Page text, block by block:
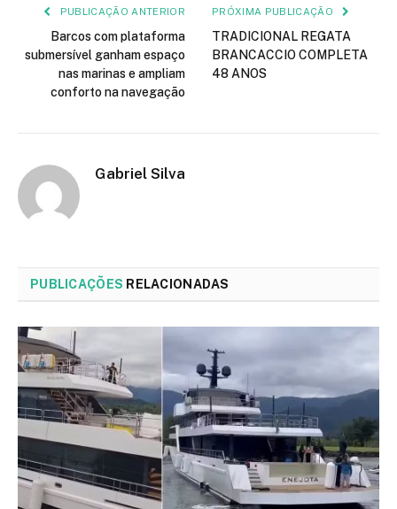
PUBLICAÇÃO ANTERIOR
Barcos com plataforma
submersível ganham espaço
nas marinas e ampliam
conforto na navegação
PRÓXIMA PUBLICAÇÃO
TRADICIONAL REGATA
BRANCACCIO COMPLETA
48 ANOS
Gabriel Silva
PUBLICAÇÕES RELACIONADAS